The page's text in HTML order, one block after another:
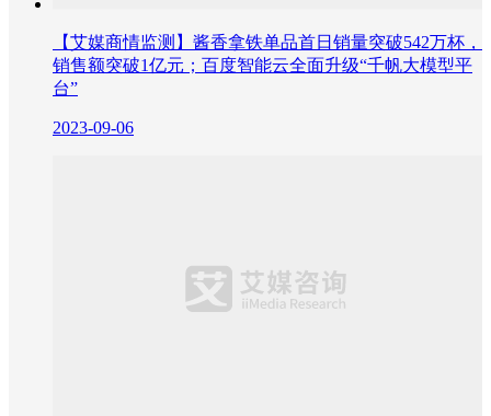
【艾媒商情监测】酱香拿铁单品首日销量突破542万杯，
销售额突破1亿元；百度智能云全面升级“千帆大模型平
台”
2023-09-06